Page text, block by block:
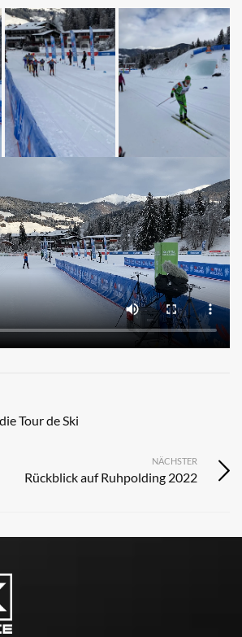
Tour de Ski
NÄCHSTER
Rückblick auf Ruhpolding 2022